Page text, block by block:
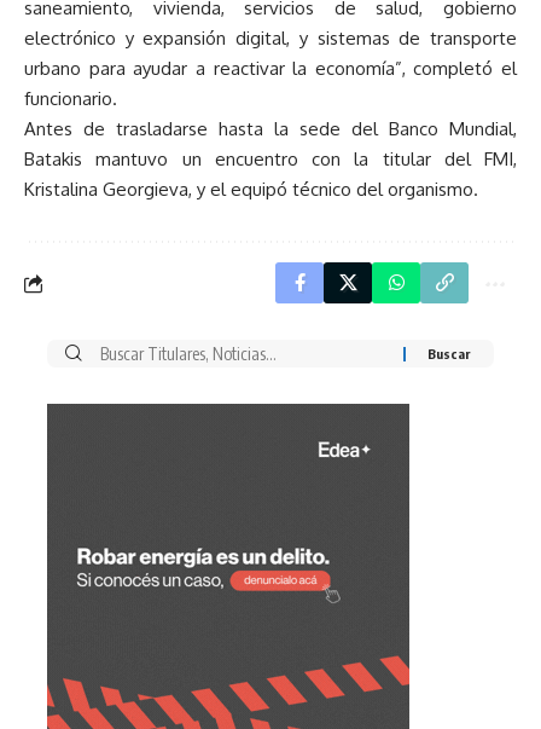
saneamiento, vivienda, servicios de salud, gobierno
electrónico y expansión digital, y sistemas de transporte
urbano para ayudar a reactivar la economía”, completó el
funcionario.
Antes de trasladarse hasta la sede del Banco Mundial,
Batakis mantuvo un encuentro con la titular del FMI,
Kristalina Georgieva, y el equipó técnico del organismo.
Buscar